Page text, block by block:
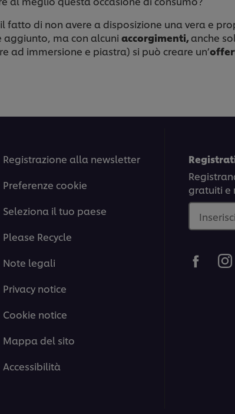
fatto di non avere a disposizione una vera e
ma con alcuni accorgimenti,anche
immersione e piastra) si può creare un’
Registrazione alla newsletter
Preferenze cookie
Seleziona il tuo paese
Please Recycle
Note legali
Privacy notice
Cookie notice
Mappa del sito
Accessibilità
gratuiti e